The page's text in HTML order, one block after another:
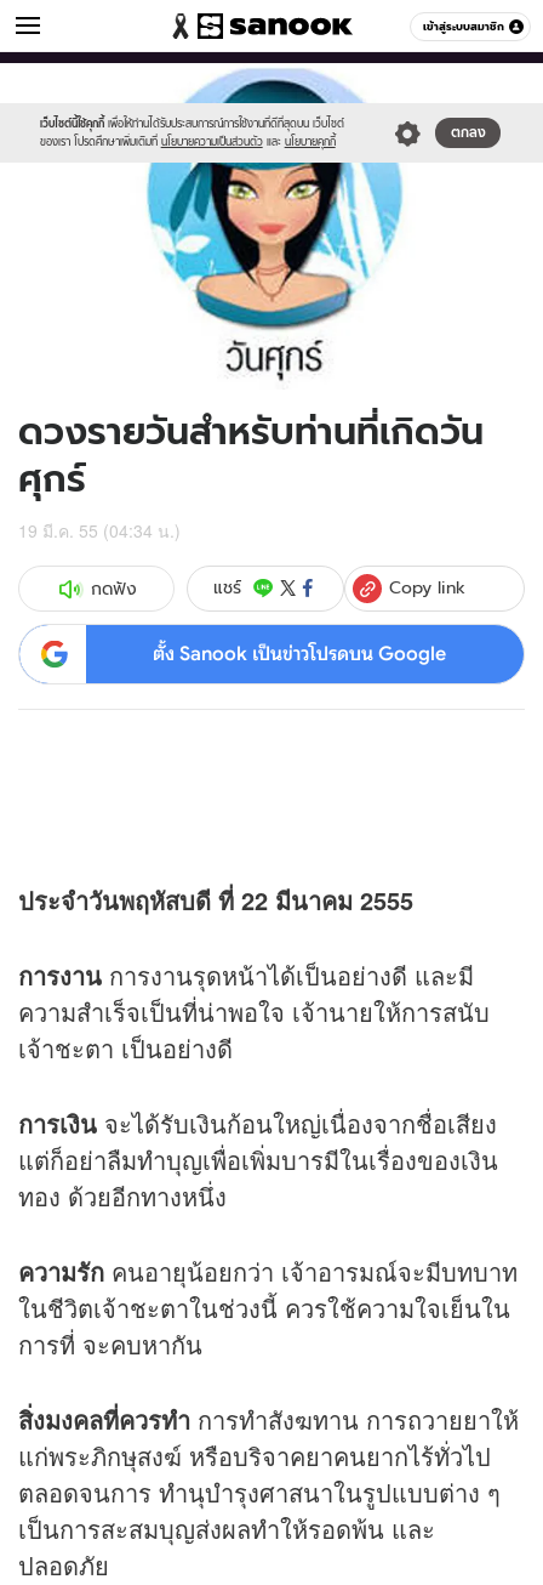
เข้าสู่ระบบสมาชิก
ดูดวง หมวดอื่นๆ
เว็บไซต์นี้ใช้คุกกี้ เพื่อให้ท่านได้รับประสบการณ์การใช้งานที่ดีที่สุดบน เว็บไซต์
ของเรา โปรดศึกษาเพิ่มเติมที่ นโยบายความเป็นส่วนตัว และ นโยบายคุกกี้
ตกลง
//s.isanook.com/sr/0/images/logo-
sanook.png
//s.isanook.com/ho/0/ud/5/26721/170-
ดวงรายวันสำหรับท่านที่เกิดวัน
ศุกร์
19 มี.ค. 55 (04:34 น.)
กดฟัง แชร์ Copy link
ตั้ง Sanook เป็นข่าวโปรดบน Google
ประจำวันพฤหัสบดี ที่ 22 มีนาคม 2555
การงาน การงานรุดหน้าได้เป็นอย่างดี และมี
ความสำเร็จเป็นที่น่าพอใจ เจ้านายให้การสนับ
เจ้าชะตา เป็นอย่างดี
การเงิน จะได้รับเงินก้อนใหญ่เนื่องจากชื่อเสียง
แต่ก็อย่าลืมทำบุญเพื่อเพิ่มบารมีในเรื่องของเงิน
ทอง ด้วยอีกทางหนึ่ง
ความรัก คนอายุน้อยกว่า เจ้าอารมณ์จะมีบทบาท
ในชีวิตเจ้าชะตาในช่วงนี้ ควรใช้ความใจเย็นใน
การที่ จะคบหากัน
สิ่งมงคลที่ควรทำ การทำสังฆทาน การถวายยาให้
แก่พระภิกษุสงฆ์ หรือบริจาคยาคนยากไร้ทั่วไป
ตลอดจนการ ทำนุบำรุงศาสนาในรูปแบบต่าง ๆ
เป็นการสะสมบุญส่งผลทำให้รอดพ้น และ
ปลอดภัย